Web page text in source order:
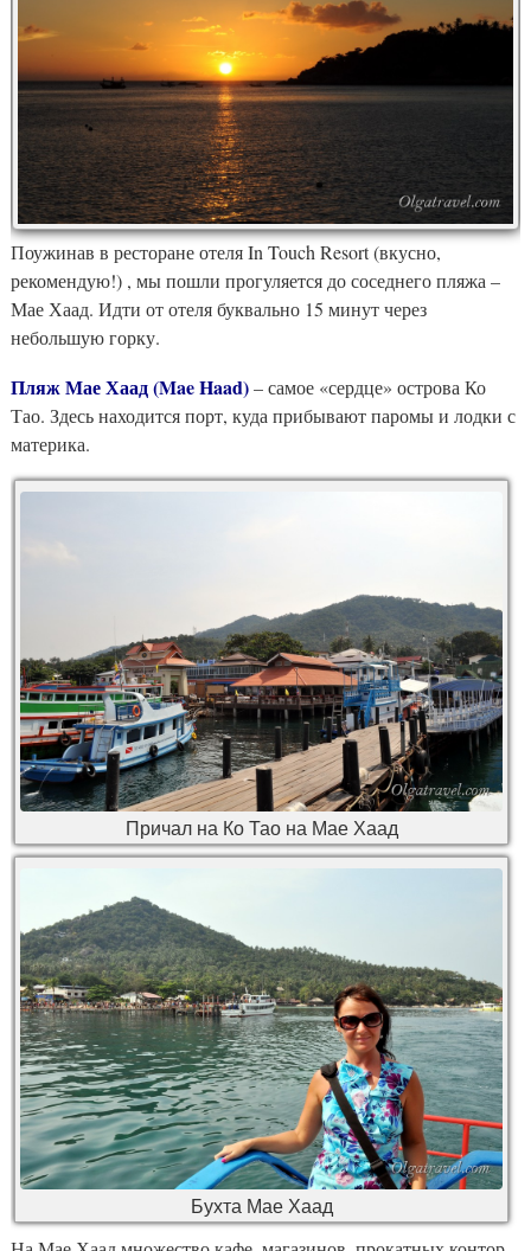
Поужинав в ресторане отеля In Touch Resort (вкусно,
рекомендую!) , мы пошли прогуляется до соседнего пляжа –
Мае Хаад. Идти от отеля буквально 15 минут через
небольшую горку.
Пляж Мае Хаад (Mae Haad)– самое «сердце» острова Ко
Тао. Здесь находится порт, куда прибывают паромы и лодки с
материка.
Причал на Ко Тао на Мае Хаад
Бухта Мае Хаад